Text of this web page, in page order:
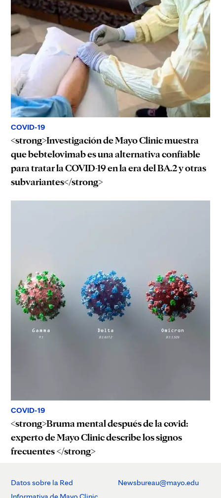
COVID-19
<strong>Investigación de Mayo Clinic muestra
que bebtelovimab es una alternativa confiable
para tratar la COVID-19 en la era del BA.2 y otras
subvariantes</strong>
COVID-19
<strong>Bruma mental después de la covid:
experto de Mayo Clinic describe los signos
frecuentes </strong>
Datos sobre la Red
Informativa de Mayo Clinic
Newsbureau@mayo.edu